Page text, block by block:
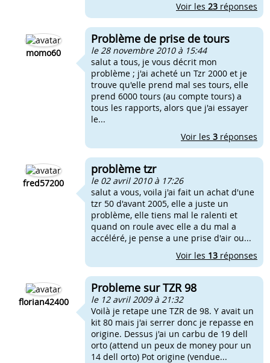
Voir les 23 réponses
momo60
Problème de prise de tours
le 28 novembre 2010 à 15:44
salut a tous, je vous décrit mon
problème ; j'ai acheté un Tzr 2000 et je
trouve qu'elle prend mal ses tours, elle
prend 6000 tours (au compte tours) a
tous les rapports, alors que j'ai essayer
le...
Voir les 3 réponses
fred57200
problème tzr
le 02 avril 2010 à 17:26
salut a vous, voila j'ai fait un achat d'une
tzr 50 d'avant 2005, elle a juste un
problème, elle tiens mal le ralenti et
quand on roule avec elle a du mal a
accéléré, je pense a une prise d'air ou...
Voir les 13 réponses
florian42400
Probleme sur TZR 98
le 12 avril 2009 à 21:32
Voilà je retape une TZR de 98. Y avait un
kit 80 mais j'ai serrer donc je repasse en
origine. Dessus j'ai un carbu de 19 dell
orto (attend un peux de money pour un
14 dell orto) Pot origine (vendue...